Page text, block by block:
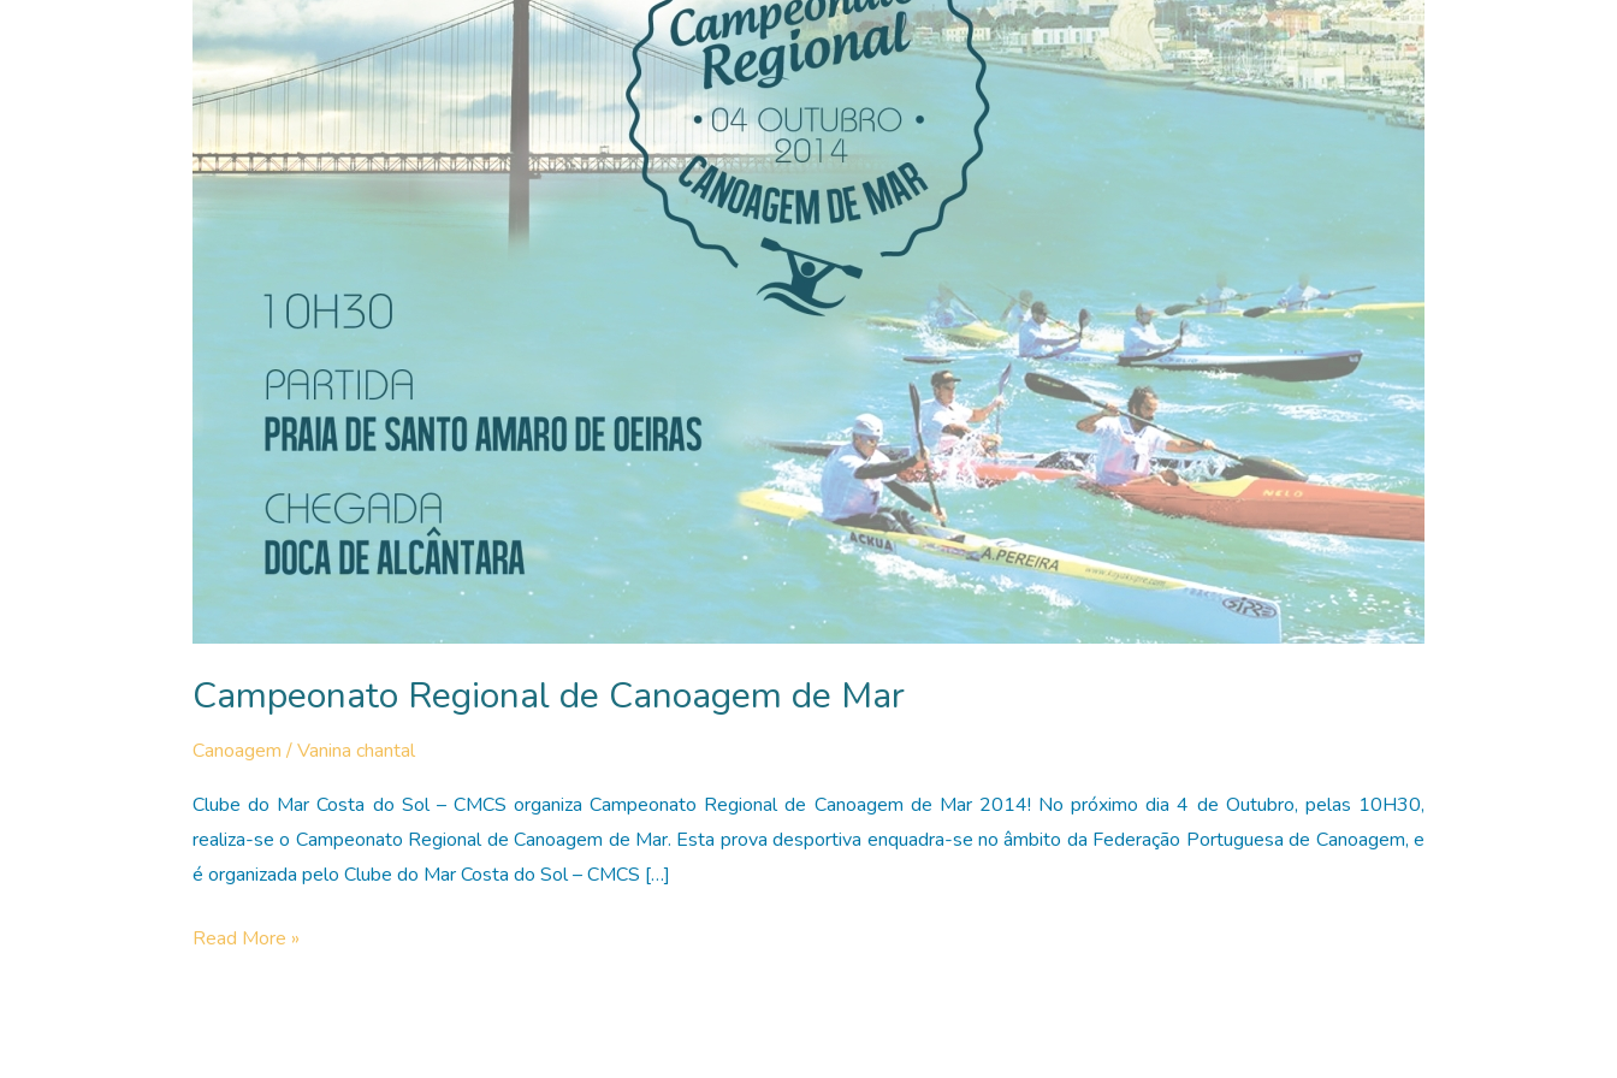
Campeonato Regional de Canoagem de Mar
Canoagem /Vanina chantal
Clube do Mar Costa do Sol – CMCS organiza Campeonato Regional de Canoagem de Mar 2014! No próximo dia 4 de Outubro, pelas 10H30,
realiza-se o Campeonato Regional de Canoagem de Mar. Esta prova desportiva enquadra-se no âmbito da Federação Portuguesa de Canoagem, e
é organizada pelo Clube do Mar Costa do Sol – CMCS […]
Campeonato
Read More »